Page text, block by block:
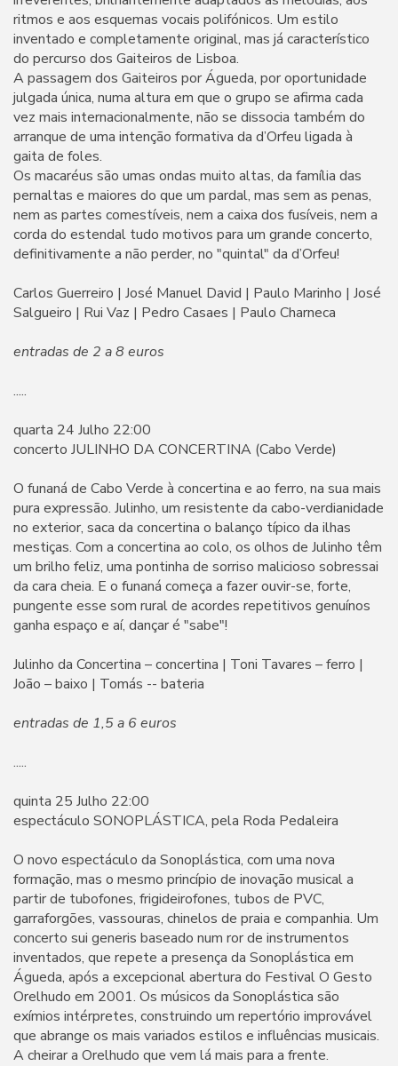
ritmos e aos esquemas vocais polifónicos. Um estilo
inventado e completamente original, mas já característico
do percurso dos Gaiteiros de Lisboa.
A passagem dos Gaiteiros por Águeda, por oportunidade
julgada única, numa altura em que o grupo se afirma cada
vez mais internacionalmente, não se dissocia também do
arranque de uma intenção formativa da d’Orfeu ligada à
gaita de foles.
Os macaréus são umas ondas muito altas, da família das
pernaltas e maiores do que um pardal, mas sem as penas,
nem as partes comestíveis, nem a caixa dos fusíveis, nem a
corda do estendal tudo motivos para um grande concerto,
definitivamente a não perder, no "quintal" da d’Orfeu!
Carlos Guerreiro | José Manuel David | Paulo Marinho | José
Salgueiro | Rui Vaz | Pedro Casaes | Paulo Charneca
entradas de 2 a 8 euros
.....
quarta 24 Julho 22:00
concerto JULINHO DA CONCERTINA (Cabo Verde)
O funaná de Cabo Verde à concertina e ao ferro, na sua mais
pura expressão. Julinho, um resistente da cabo-verdianidade
no exterior, saca da concertina o balanço típico da ilhas
mestiças. Com a concertina ao colo, os olhos de Julinho têm
um brilho feliz, uma pontinha de sorriso malicioso sobressai
da cara cheia. E o funaná começa a fazer ouvir-se, forte,
pungente esse som rural de acordes repetitivos genuínos
ganha espaço e aí, dançar é "sabe"!
Julinho da Concertina – concertina | Toni Tavares – ferro |
João – baixo | Tomás -- bateria
entradas de 1,5 a 6 euros
.....
quinta 25 Julho 22:00
espectáculo SONOPLÁSTICA, pela Roda Pedaleira
O novo espectáculo da Sonoplástica, com uma nova
formação, mas o mesmo princípio de inovação musical a
partir de tubofones, frigideirofones, tubos de PVC,
garraforgões, vassouras, chinelos de praia e companhia. Um
concerto sui generis baseado num ror de instrumentos
inventados, que repete a presença da Sonoplástica em
Águeda, após a excepcional abertura do Festival O Gesto
Orelhudo em 2001. Os músicos da Sonoplástica são
exímios intérpretes, construindo um repertório improvável
que abrange os mais variados estilos e influências musicais.
A cheirar a Orelhudo que vem lá mais para a frente.